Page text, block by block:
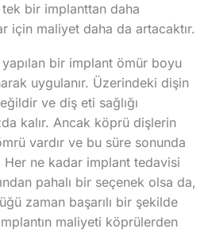
bir implanttan daha
için maliyet daha da artacaktır.
bir implant ömür boyu
uygulanır. Üzerindeki dişin
ve diş eti sağlığı
kalır. Ancak köprü dişlerin
vardır ve bu süre sonunda
ne kadar implant tedavisi
pahalı bir seçenek olsa da,
zaman başarılı bir şekilde
maliyeti köprülerden